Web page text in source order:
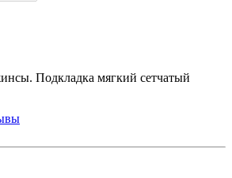
Подкладка мягкий сетчатый